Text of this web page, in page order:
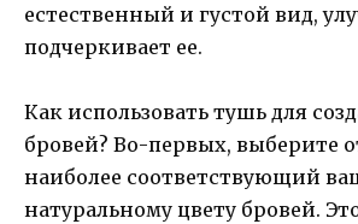
естественный и густой вид,
подчеркивает ее.
Как использовать тушь для
бровей? Во-первых, выберите
наиболее соответствующий
натуральному цвету бровей.